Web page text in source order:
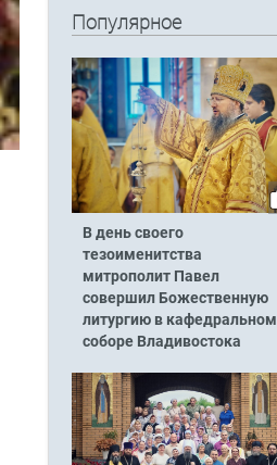
Популярное
В день своего
тезоименитства
митрополит Павел
совершил Божественную
литургию в кафедральном
соборе Владивостока